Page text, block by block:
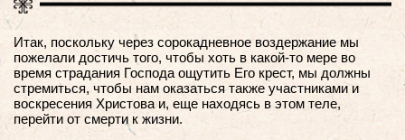
Итак, поскольку через сорокадневное воздержание мы
пожелали достичь того, чтобы хоть в какой-то мере во
время страдания Господа ощутить Его крест, мы должны
стремиться, чтобы нам оказаться также участниками и
воскресения Христова и, еще находясь в этом теле,
перейти от смерти к жизни.